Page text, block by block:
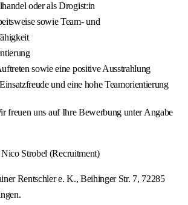
oder als Drogist:in
sowie Team- und
sowie eine positive Ausstrahlung
und eine hohe Teamorientierung
freuen uns auf Ihre Bewerbung unter Angabe
Strobel (Recruitment)
Rentschler e. K., Beihinger Str. 7, 72285